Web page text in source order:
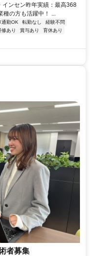
ンセン昨年実績：最高368
種の方も活躍中！ ...
通勤OK 転勤なし
経験不問
修あり 賞与あり
育休あり
者募集